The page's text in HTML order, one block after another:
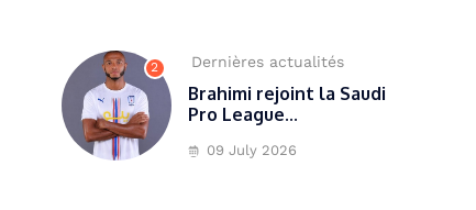
2 Dernières actualités
Brahimi rejoint la Saudi
Pro League...
09 July 2026